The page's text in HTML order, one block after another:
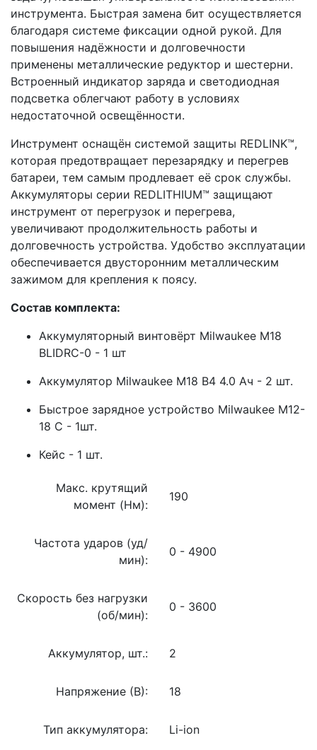
инструмента. Быстрая замена бит осуществляется
благодаря системе фиксации одной рукой. Для
повышения надёжности и долговечности
применены металлические редуктор и шестерни.
Встроенный индикатор заряда и светодиодная
подсветка облегчают работу в условиях
недостаточной освещённости.
Инструмент оснащён системой защиты REDLINK™,
которая предотвращает перезарядку и перегрев
батареи, тем самым продлевает её срок службы.
Аккумуляторы серии REDLITHIUM™ защищают
инструмент от перегрузок и перегрева,
увеличивают продолжительность работы и
долговечность устройства. Удобство эксплуатации
обеспечивается двусторонним металлическим
зажимом для крепления к поясу.
Состав комплекта:
Аккумуляторный винтовёрт Milwaukee M18
BLIDRC-0 - 1 шт
Аккумулятор Milwaukee М18 В4 4.0 Ач - 2 шт.
Быстрое зарядное устройство Milwaukee М12-
18 C - 1шт.
Кейс - 1 шт.
Макс. крутящий
момент (Нм):
190
Частота ударов (уд/
мин):
0 - 4900
Скорость без нагрузки
(об/мин):
0 - 3600
Аккумулятор, шт.: 2
Напряжение (В): 18
Тип аккумулятора: Li-ion